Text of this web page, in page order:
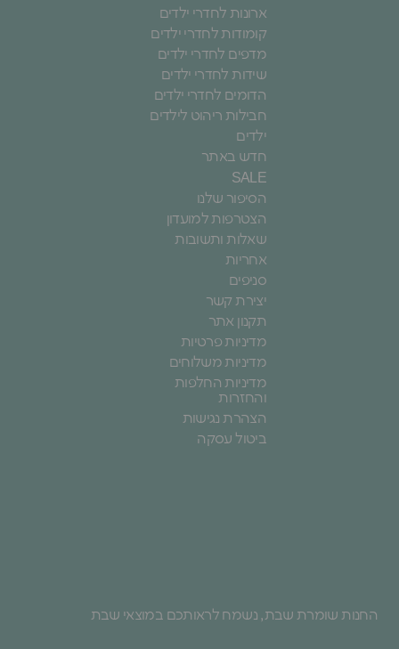
ארונות לחדרי ילדים
קומודות לחדרי ילדים
מדפים לחדרי ילדים
שידות לחדרי ילדים
הדומים לחדרי ילדים
חבילות ריהוט לילדים
ילדים
חדש באתר
SALE
הסיפור שלנו
הצטרפות למועדון
שאלות ותשובות
אחריות
סניפים
יצירת קשר
תקנון אתר
מדיניות פרטיות
מדיניות משלוחים
מדיניות החלפות
והחזרות
הצהרת נגישות
ביטול עסקה
החנות שומרת שבת, נשמח לראותכם במוצאי שבת